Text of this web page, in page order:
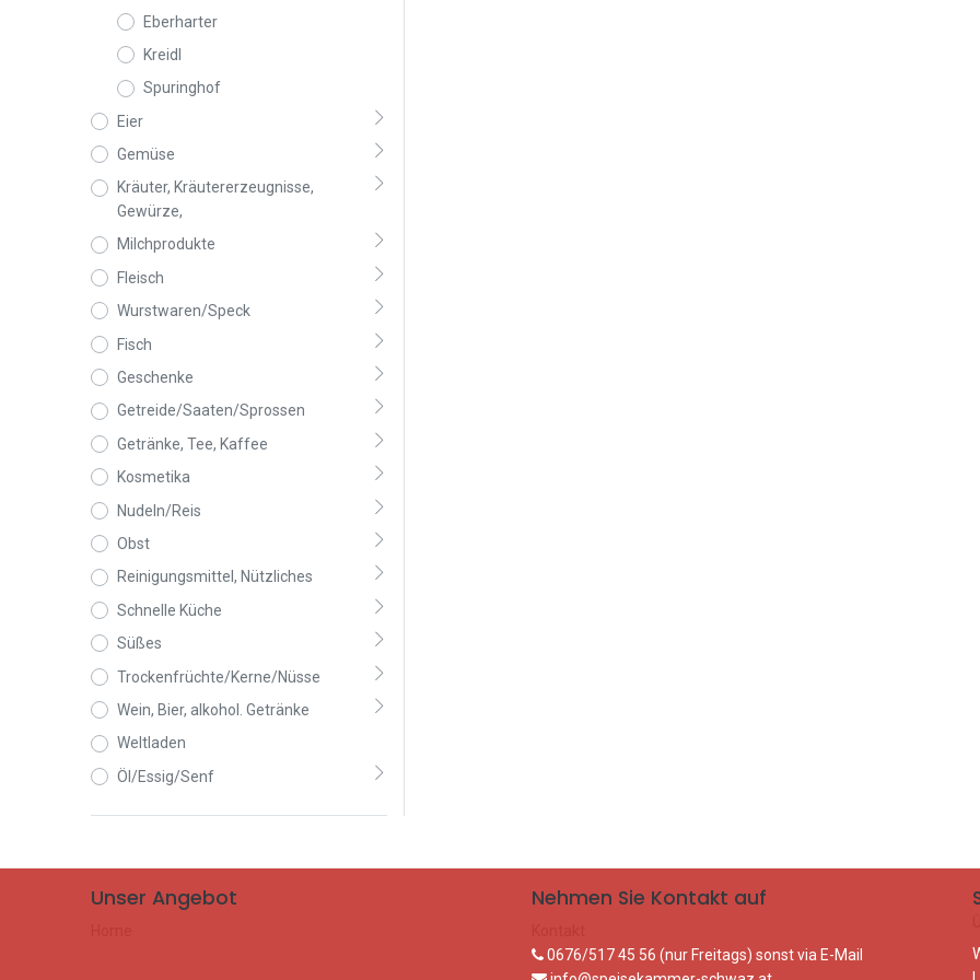
Eberharter
Kreidl
Spuringhof
Eier
Gemüse
Kräuter, Kräutererzeugnisse,
Gewürze,
Milchprodukte
Fleisch
Wurstwaren/Speck
Fisch
Geschenke
Getreide/Saaten/Sprossen
Getränke, Tee, Kaffee
Kosmetika
Nudeln/Reis
Obst
Reinigungsmittel, Nützliches
Schnelle Küche
Süßes
Trockenfrüchte/Kerne/Nüsse
Wein, Bier, alkohol. Getränke
Weltladen
Öl/Essig/Senf
Unser Angebot Nehmen Sie Kontakt auf
0676/517 45 56 (nur Freitags) sonst via E-Mail